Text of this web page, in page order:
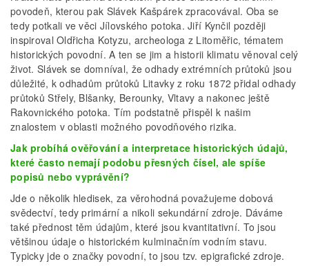
povodeň, kterou pak Slávek Kašpárek zpracovával. Oba se
tedy potkali ve věci Jílovského potoka. Jiří Kynčil později
inspiroval Oldřicha Kotyzu, archeologa z Litoměřic, tématem
historických povodní. A ten se jim a historii klimatu věnoval celý
život. Slávek se domníval, že odhady extrémních průtoků jsou
důležité, k odhadům průtoků Litavky z roku 1872 přidal odhady
průtoků Střely, Blšanky, Berounky, Vltavy a nakonec ještě
Rakovnického potoka. Tím podstatně přispěl k našim
znalostem v oblasti možného povodňového rizika.
Jak probíhá ověřování a interpretace historických údajů,
které často nemají podobu přesných čísel, ale spíše
popisů nebo vyprávění?
Jde o několik hledisek, za věrohodná považujeme dobová
svědectví, tedy primární a nikoli sekundární zdroje. Dáváme
také přednost těm údajům, které jsou kvantitativní. To jsou
většinou údaje o historickém kulminačním vodním stavu.
Typicky jde o značky povodní, to jsou tzv. epigrafické zdroje.